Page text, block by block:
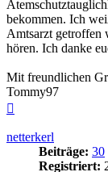
bekommen. Ich
Amtsarzt getroffen
hören. Ich danke
Mit freundlichen
Tommy97
netterkerl
Beiträge: 30
Registriert: